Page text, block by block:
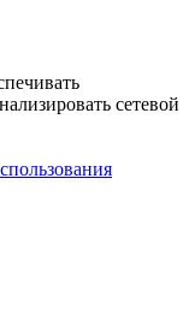
сетевой